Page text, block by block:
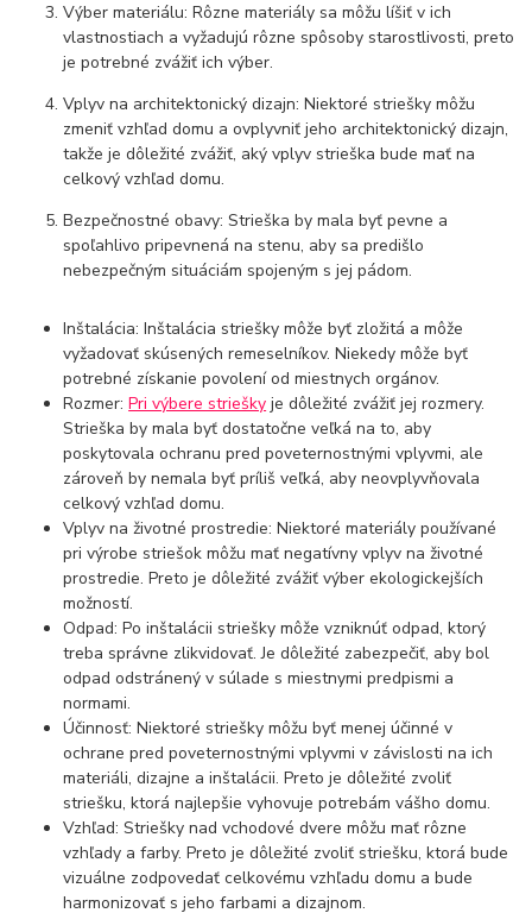
Výber materiálu: Rôzne materiály sa môžu líšiť v ich
vlastnostiach a vyžadujú rôzne spôsoby starostlivosti, preto
je potrebné zvážiť ich výber.
Vplyv na architektonický dizajn: Niektoré striešky môžu
zmeniť vzhľad domu a ovplyvniť jeho architektonický dizajn,
takže je dôležité zvážiť, aký vplyv strieška bude mať na
celkový vzhľad domu.
Bezpečnostné obavy: Strieška by mala byť pevne a
spoľahlivo pripevnená na stenu, aby sa predišlo
nebezpečným situáciám spojeným s jej pádom.
Inštalácia: Inštalácia striešky môže byť zložitá a môže
vyžadovať skúsených remeselníkov. Niekedy môže byť
potrebné získanie povolení od miestnych orgánov.
Rozmer:Pri výbere striešky je dôležité zvážiť jej rozmery.
Strieška by mala byť dostatočne veľká na to, aby
poskytovala ochranu pred poveternostnými vplyvmi, ale
zároveň by nemala byť príliš veľká, aby neovplyvňovala
celkový vzhľad domu.
Vplyv na životné prostredie: Niektoré materiály používané
pri výrobe striešok môžu mať negatívny vplyv na životné
prostredie. Preto je dôležité zvážiť výber ekologickejších
možností.
Odpad: Po inštalácii striešky môže vzniknúť odpad, ktorý
treba správne zlikvidovať. Je dôležité zabezpečiť, aby bol
odpad odstránený v súlade s miestnymi predpismi a
normami.
Účinnosť: Niektoré striešky môžu byť menej účinné v
ochrane pred poveternostnými vplyvmi v závislosti na ich
materiáli, dizajne a inštalácii. Preto je dôležité zvoliť
striešku, ktorá najlepšie vyhovuje potrebám vášho domu.
Vzhľad: Striešky nad vchodové dvere môžu mať rôzne
vzhľady a farby. Preto je dôležité zvoliť striešku, ktorá bude
vizuálne zodpovedať celkovému vzhľadu domu a bude
harmonizovať s jeho farbami a dizajnom.